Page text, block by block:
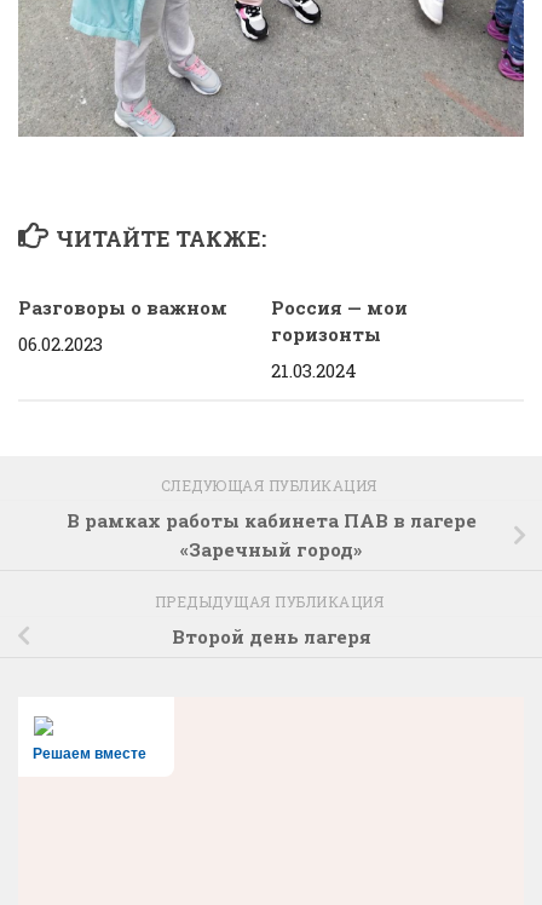
ЧИТАЙТЕ ТАКЖЕ:
Разговоры о важном
06.02.2023
Россия — мои
горизонты
21.03.2024
СЛЕДУЮЩАЯ ПУБЛИКАЦИЯ
В рамках работы кабинета ПАВ в лагере
«Заречный город»
ПРЕДЫДУЩАЯ ПУБЛИКАЦИЯ
Второй день лагеря
Решаем вместе